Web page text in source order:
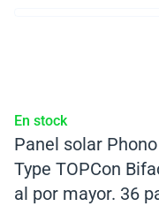
En stock
Panel solar
Type TOPCon
al por mayor. 36